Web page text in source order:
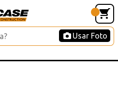
Usar Foto